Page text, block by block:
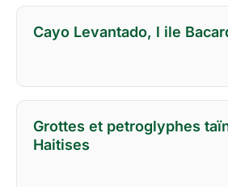
Cayo Levantado, l ile
Grottes et petroglyphes
Haitises